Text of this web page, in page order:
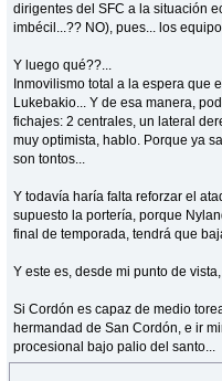
dirigentes del SFC a la situación
imbécil...?? NO), pues... los
Y luego qué??...
Inmovilismo total a la espera que
Lukebakio... Y de esa manera,
fichajes: 2 centrales, un lateral
muy optimista, hablo. Porque ya
son tontos...
Y todavía haría falta reforzar el
supuesto la portería, porque
final de temporada, tendrá que
Y este es, desde mi punto de
Si Cordón es capaz de medio
hermandad de San Cordón, e ir
procesional bajo palio del santo...